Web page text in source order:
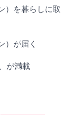
）を暮らしに取
）が届く
が満載